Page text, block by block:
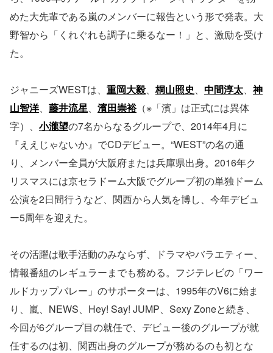
めた大先輩である嵐のメンバーに報告という形で発表。大
野智から「くれぐれも調子に乗るなー！」と、激励を受け
た。
ジャニーズWESTは、 重岡大毅、 桐山照史、 中間淳太、神
山智洋、 藤井流星、 濱田崇裕（※「濱」は正式には異体
字）、 小瀧望の7名からなるグループで、2014年4月に
『ええじゃないか』でCDデビュー。“WEST”の名の通
り、メンバー全員が大阪府または兵庫県出身。2016年ク
リスマスには京セラドーム大阪でグループ初の単独ドーム
公演を2日間行うなど、関西から人気を博し、今年デビュ
ー5周年を迎えた。
その活躍は歌手活動のみならず、ドラマやバラエティー、
情報番組のレギュラーまでも務める。フジテレビの「ワー
ルドカップバレー」のサポーターは、1995年のV6に始ま
り、嵐、NEWS、Hey! Say! JUMP、Sexy Zoneと続き、
今回が6グループ目の就任で、デビュー後のグループが就
任するのは初、関西出身のグループが務めるのも初とな